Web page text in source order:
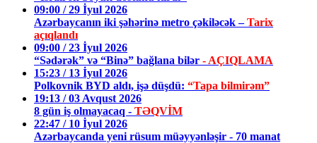
09:00 / 29 İyul 2026
Azərbaycanın iki şəhərinə metro çəkiləcək –Tarix
açıqlandı
09:00 / 23 İyul 2026
“Sədərək” və “Binə” bağlana bilər - AÇIQLAMA
15:23 / 13 İyul 2026
Polkovnik BYD aldı, işə düşdü: “Tapa bilmirəm”
19:13 / 03 Avqust 2026
8 gün iş olmayacaq - TƏQVİM
22:47 / 10 İyul 2026
Azərbaycanda yeni rüsum müəyyənləşir - 70 manat